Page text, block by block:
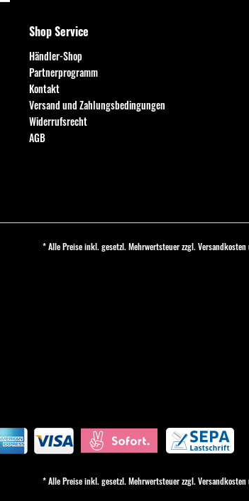
Shop Service
Händler-Shop
Partnerprogramm
Kontakt
Versand und Zahlungsbedingungen
Widerrufsrecht
AGB
* Alle Preise inkl. gesetzl. Mehrwertsteuer zzgl. Versandkosten
* Alle Preise inkl. gesetzl. Mehrwertsteuer zzgl. Versandkosten